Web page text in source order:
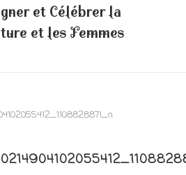
et Célébrer la
et les Femmes